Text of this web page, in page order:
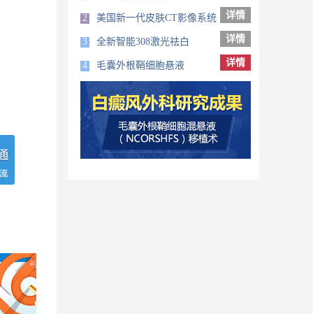
2 美国新一代皮肤CT影像系统 详情
3 全新智能308激光祛白 详情
4 毛囊外根鞘细胞悬液 详情